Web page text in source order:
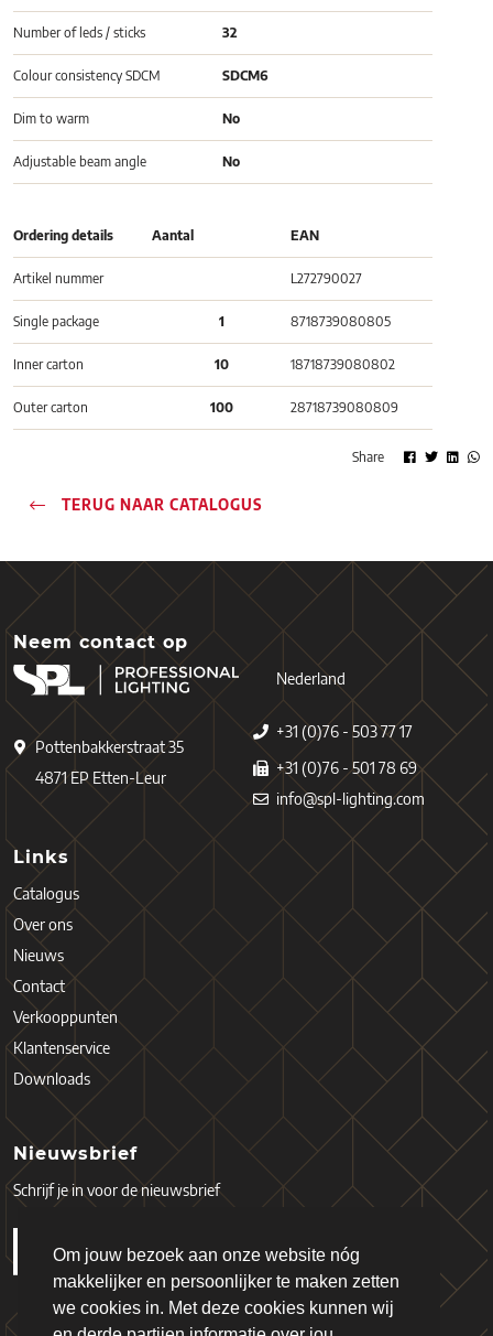
Om jouw bezoek aan onze website nóg
makkelijker en persoonlijker te maken zetten
we cookies in. Met deze cookies kunnen wij
Number of leds / sticks 32
Colour consistency SDCM SDCM6
Dim to warm No
Adjustable beam angle No
Ordering details Aantal EAN
Artikel nummer L272790027
Single package 1 8718739080805
Inner carton 10 18718739080802
Outer carton 100 28718739080809
Share
TERUG NAAR CATALOGUS
Neem contact op
Pottenbakkerstraat 35
4871 EP Etten-Leur
Nederland
+31 (0)76 - 503 77 17
+31 (0)76 - 501 78 69
info@spl-lighting.com
Links
Catalogus
Over ons
Nieuws
Contact
Verkooppunten
Klantenservice
Downloads
Nieuwsbrief
Schrijf je in voor de nieuwsbrief